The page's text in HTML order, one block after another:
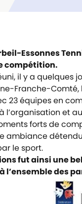
Essonnes
compétition.
il y a quelques
Franche-
23 équipes en
et
forts de
le sport.
fut ainsi une
l’ensemble des